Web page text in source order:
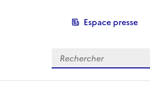
Espace presse
Recherche